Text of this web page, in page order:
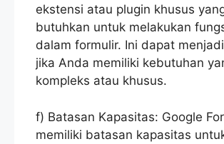
ekstensi atau plugin khusus
butuhkan untuk melakukan
dalam formulir. Ini dapat
jika Anda memiliki kebutuhan
kompleks atau khusus.
f) Batasan Kapasitas: Google
memiliki batasan kapasitas